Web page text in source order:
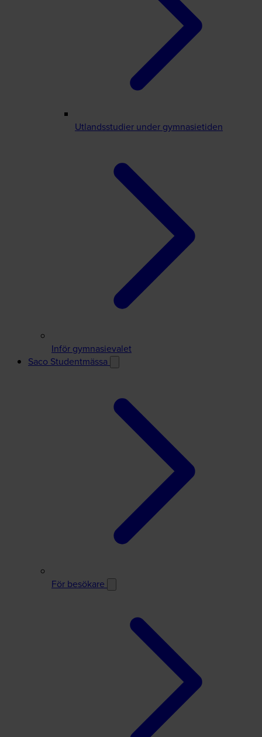
Utlandsstudier under gymnasietiden
Inför gymnasievalet
Saco Studentmässa
För besökare